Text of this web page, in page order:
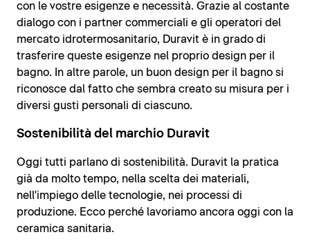
con le vostre esigenze e necessità. Grazie al costante
dialogo con i partner commerciali e gli operatori del
mercato idrotermosanitario, Duravit è in grado di
trasferire queste esigenze nel proprio design per il
bagno. In altre parole, un buon design per il bagno si
riconosce dal fatto che sembra creato su misura per i
diversi gusti personali di ciascuno.
Sostenibilità del marchio Duravit
Oggi tutti parlano di sostenibilità. Duravit la pratica
già da molto tempo, nella scelta dei materiali,
nell'impiego delle tecnologie, nei processi di
produzione. Ecco perché lavoriamo ancora oggi con la
ceramica sanitaria.